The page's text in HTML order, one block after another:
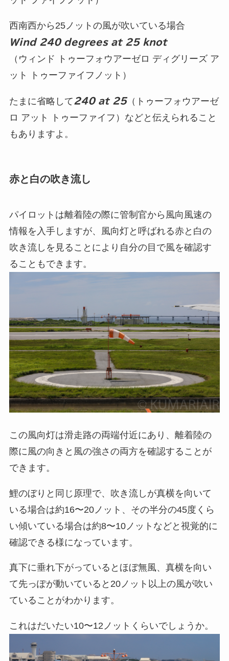
西南西から25ノットの風が吹いている場合
Wind 240 degrees at 25 knot
（ウィンド トゥーフォウアーゼロ ディグリーズ ア
ット トゥーファイフノット）
たまに省略して 240 at 25（トゥーフォウアーゼ
ロ アット トゥーファイフ）などと伝えられること
もありますよ。
赤と白の吹き流し
パイロットは離着陸の際に管制官から風向風速の
情報を入手しますが、風向灯と呼ばれる赤と白の
吹き流しを見ることにより自分の目で風を確認す
ることもできます。
この風向灯は滑走路の両端付近にあり、離着陸の
際に風の向きと風の強さの両方を確認することが
できます。
鯉のぼりと同じ原理で、吹き流しが真横を向いて
いる場合は約16〜20ノット、その半分の45度くら
い傾いている場合は約8〜10ノットなどと視覚的に
確認できる様になっています。
真下に垂れ下がっているとほぼ無風、真横を向い
て先っぽが動いていると20ノット以上の風が吹い
ていることがわかります。
これはだいたい10〜12ノットくらいでしょうか。